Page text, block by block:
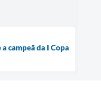
campeã da I Copa